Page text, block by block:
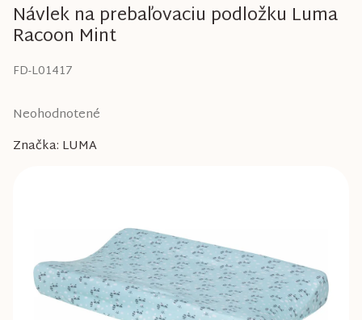
Návlek na prebaľovaciu podložku Luma
Racoon Mint
FD-L01417
Priemerné
produktu
hviezdičiek.
Neohodnotené
Značka: LUMA